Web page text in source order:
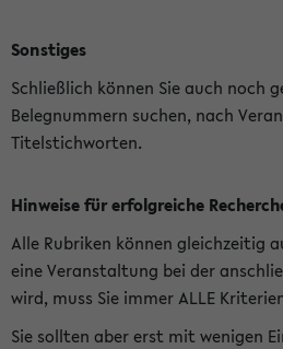
Sonstiges
Schließlich können Sie auch noch
Belegnummern suchen, nach
Titelstichworten.
Hinweise für erfolgreiche
Alle Rubriken können gleichzeitig
eine Veranstaltung bei der
wird, muss Sie immer ALLE
Sie sollten aber erst mit wenigen